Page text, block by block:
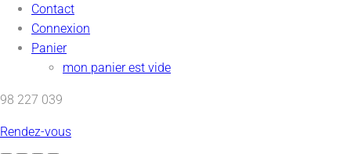
Contact
Connexion
Panier
mon panier est vide
98 227 039
Rendez-vous